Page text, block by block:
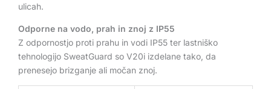
ulicah.
Odporne na vodo, prah in znoj z IP55
Z odpornostjo proti prahu in vodi IP55 ter lastniško
tehnologijo SweatGuard so V20i izdelane tako, da
prenesejo brizganje ali močan znoj.